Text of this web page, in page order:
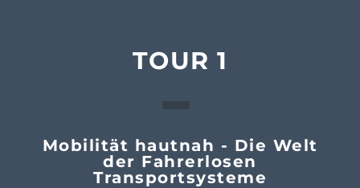
TOUR 1
Mobilität hautnah - Die Welt
der Fahrerlosen
Transportsysteme